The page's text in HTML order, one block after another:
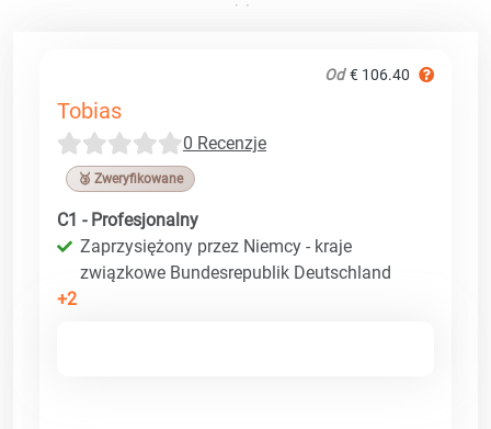
Od € 106.40
Tobias
0 Recenzje
🥉 Zweryfikowane
C1 - Profesjonalny
Zaprzysiężony przez Niemcy - kraje
związkowe Bundesrepublik Deutschland
+2